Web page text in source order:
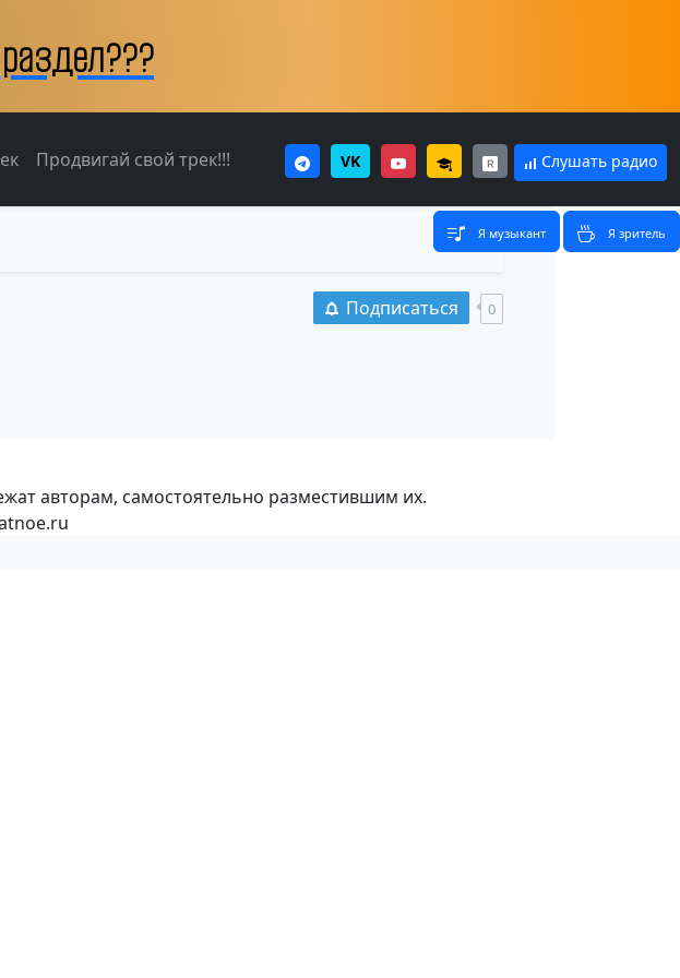
Продвигай свой трек!!! VK Слушать радио
Я музыкант Я зритель
Подписаться 0
авторам, самостоятельно разместившим их.